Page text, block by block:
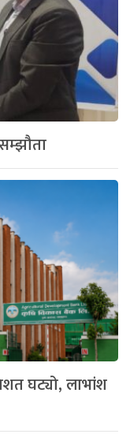
घट्यो, लाभांश